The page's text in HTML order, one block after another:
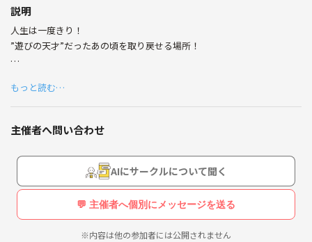
※目的の無い情報取り・勧誘お断り。
説明
人生は一度きり！
”遊びの天才”だったあの頃を取り戻せる場所！
子どもの頃、時間を忘れて夢中で遊んだあの感覚忘れてない？
このコミュニティは、
大人だからこそ、思いっきり楽しんでいい！
無制限に自分を解放して楽しめる「大人の遊び場」です🎪
体を動かし、仲間と本気で遊び、はっちゃける！
心から楽しむ時間を一緒に取り戻してみない？✨
もっと読む…
主催者へ問い合わせ
AIにサークルについて聞く
💬 主催者へ個別にメッセージを送る
※内容は他の参加者には公開されません